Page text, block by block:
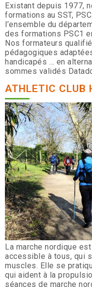
Existant depuis 1977,
formations au SST,
l’ensemble du
des formations PSC1
Nos formateurs
pédagogiques
handicapés … en
sommes validés
ATHLETIC CLUB
La marche nordique
accessible à tous, qui
muscles. Elle se
qui aident à la
séances de marche